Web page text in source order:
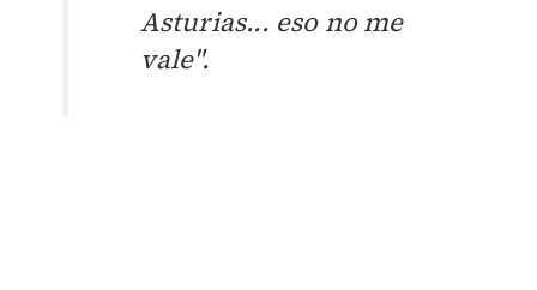
Asturias... eso no me
vale".